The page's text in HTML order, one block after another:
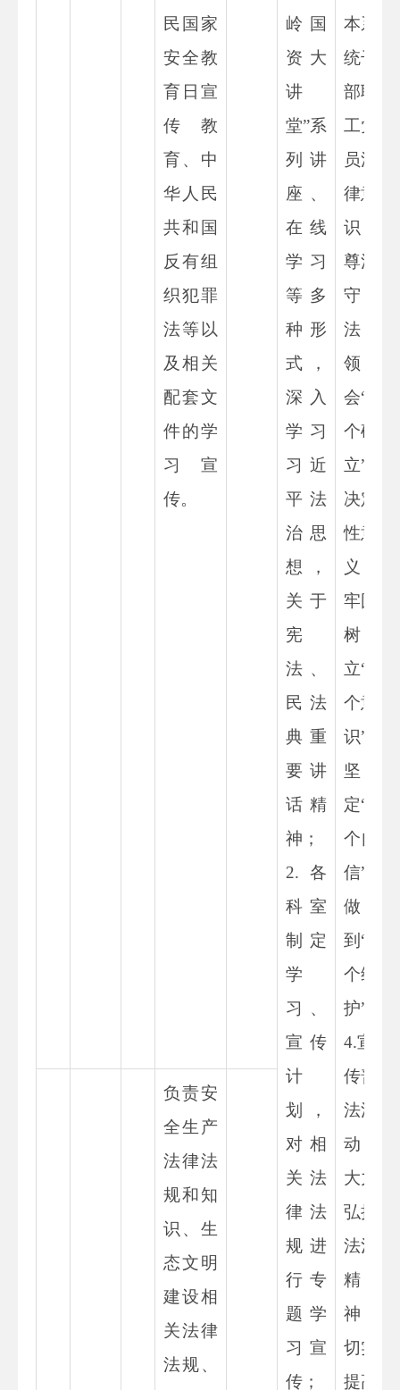
民国家
安全教
育日宣
传教
育、 中
华人民
共和国
反有组
织犯罪
法等以
及相关
配套文
件的学
习 宣
传。
岭国
资大
讲
堂”系
列讲
座、
在线
学习
等多
种形
式，
深入
学习
习近
平法
治思
想，
关于
宪
法、
民法
典重
要讲
话精
神；
2. 各
科室
制定
学
习、
宣传
计
划，
对相
关法
律法
规进
行专
题学
习宣
传；
本系
统干
部职
工党
员法
律意
识，
尊法
守
法；
领
会“两
个确
立”的
决定
性意
义，
牢固
树
立“四
个意
识”，
坚
定“四
个自
信”，
做
到“两
个维
护”。
4.宣
传普
法活
动，
大力
弘扬
法治
精
神，
切实
提高
负责安
全生产
法律法
规和知
识、生
态文明
建设相
关法律
法规、